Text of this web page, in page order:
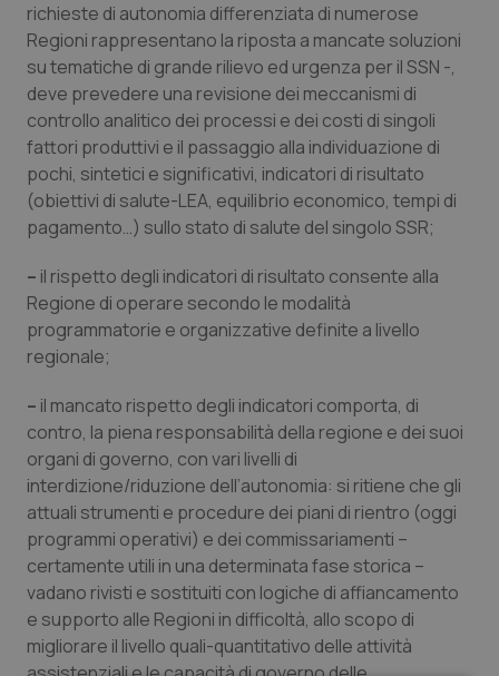
richieste di autonomia differenziata di numerose
Regioni rappresentano la riposta a mancate soluzioni
su tematiche di grande rilievo ed urgenza per il SSN -,
deve prevedere una revisione dei meccanismi di
controllo analitico dei processi e dei costi di singoli
fattori produttivi e il passaggio alla individuazione di
pochi, sintetici e significativi, indicatori di risultato
(obiettivi di salute-LEA, equilibrio economico, tempi di
pagamento…) sullo stato di salute del singolo SSR;
– il rispetto degli indicatori di risultato consente alla
Regione di operare secondo le modalità
programmatorie e organizzative definite a livello
regionale;
– il mancato rispetto degli indicatori comporta, di
contro, la piena responsabilità della regione e dei suoi
organi di governo, con vari livelli di
interdizione/riduzione dell’autonomia: si ritiene che gli
attuali strumenti e procedure dei piani di rientro (oggi
programmi operativi) e dei commissariamenti –
certamente utili in una determinata fase storica –
vadano rivisti e sostituiti con logiche di affiancamento
e supporto alle Regioni in difficoltà, allo scopo di
migliorare il livello quali-quantitativo delle attività